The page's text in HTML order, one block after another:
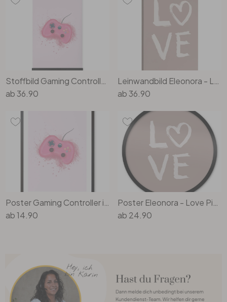
Wohnzimmer
Kinderzimmer
Jugendzimmer
Flur
Wohnzimmer
Kinderzimmer
Küche
Tapeten Grün
Tapeten Türkis
Tapeten Lila & Violett
Wohnzimmer
Schlafzimmer
Kinderzimmer
Bad
ab36.90
ab36.90
ab14.90
ab 24.90